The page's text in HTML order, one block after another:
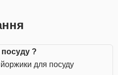
?
йоржики для посуду